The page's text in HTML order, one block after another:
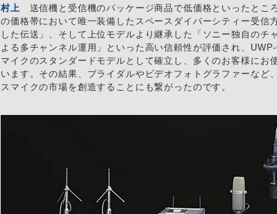
村上 送信機と受信機のパッケージ商品で低価格といったとこ
の価格帯において唯一装備したスペースダイバーシティー受信
した伝送」、そして上位モデルより継承した「ソニー独自のチ
よる多チャンネル運用」といった高い信頼性が評価され、
マイクのスタンダードモデルとして確立し、多くのお客様にお
います。その結果、ブライダルやビデオフォトグラファーなど
スマイクの市場を創造することにも繋がったのです。